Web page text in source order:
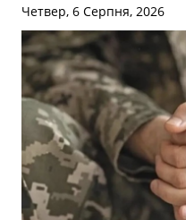
Четвер, 6 Серпня, 2026